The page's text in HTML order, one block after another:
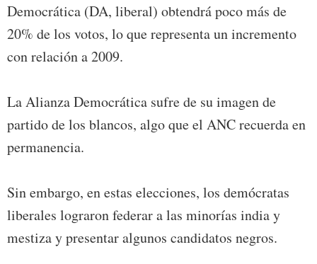
Democrática (DA, liberal) obtendrá poco más de
20% de los votos, lo que representa un incremento
con relación a 2009.
La Alianza Democrática sufre de su imagen de
partido de los blancos, algo que el ANC recuerda en
permanencia.
Sin embargo, en estas elecciones, los demócratas
liberales lograron federar a las minorías india y
mestiza y presentar algunos candidatos negros.